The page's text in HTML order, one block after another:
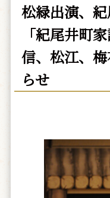
松緑出演、
「紀尾井町
信、松江、
らせ